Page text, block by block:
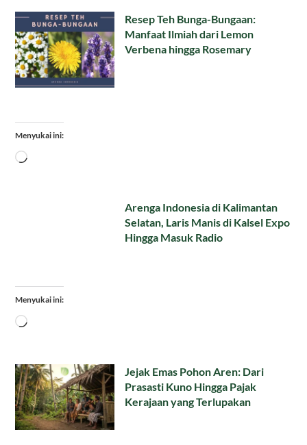
Resep Teh Bunga-Bungaan:
Manfaat Ilmiah dari Lemon
Verbena hingga Rosemary
Menyukai ini:
Memuat...
Arenga Indonesia di Kalimantan
Selatan, Laris Manis di Kalsel Expo
Hingga Masuk Radio
Menyukai ini:
Memuat...
Jejak Emas Pohon Aren: Dari
Prasasti Kuno Hingga Pajak
Kerajaan yang Terlupakan